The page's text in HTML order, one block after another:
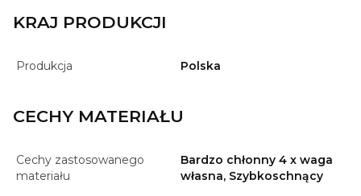
KRAJ PRODUKCJI
Produkcja Polska
CECHY MATERIAŁU
Cechy zastosowanego
materiału
Bardzo chłonny 4 x waga
własna, Szybkoschnący